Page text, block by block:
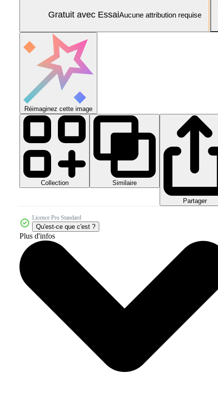
Gratuit avec EssaiAucune attribution requise
Réimaginez cette image
Collection Similaire
Partager
Licence Pro Standard
Qu'est-ce que c'est ?
Plus d'infos